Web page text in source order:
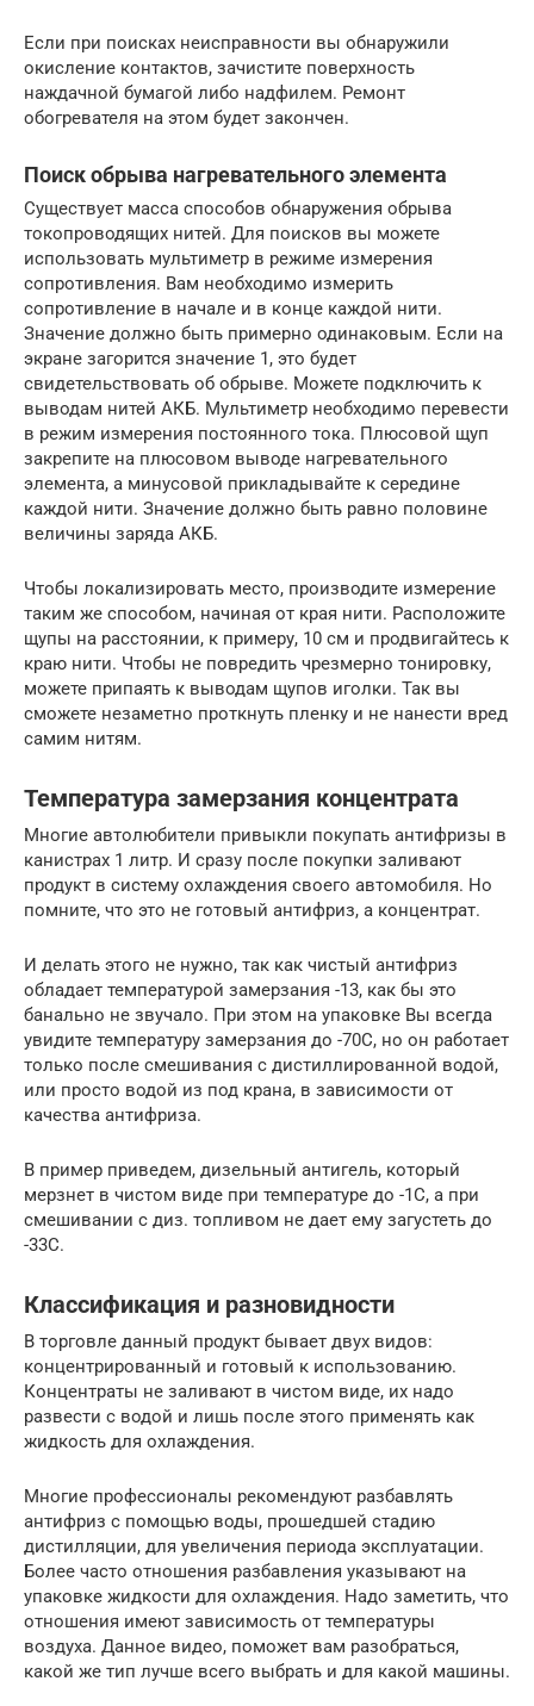
Если при поисках неисправности вы обнаружили
окисление контактов, зачистите поверхность
наждачной бумагой либо надфилем. Ремонт
обогревателя на этом будет закончен.
Поиск обрыва нагревательного элемента
Существует масса способов обнаружения обрыва
токопроводящих нитей. Для поисков вы можете
использовать мультиметр в режиме измерения
сопротивления. Вам необходимо измерить
сопротивление в начале и в конце каждой нити.
Значение должно быть примерно одинаковым. Если на
экране загорится значение 1, это будет
свидетельствовать об обрыве. Можете подключить к
выводам нитей АКБ. Мультиметр необходимо перевести
в режим измерения постоянного тока. Плюсовой щуп
закрепите на плюсовом выводе нагревательного
элемента, а минусовой прикладывайте к середине
каждой нити. Значение должно быть равно половине
величины заряда АКБ.
Чтобы локализировать место, производите измерение
таким же способом, начиная от края нити. Расположите
щупы на расстоянии, к примеру, 10 см и продвигайтесь к
краю нити. Чтобы не повредить чрезмерно тонировку,
можете припаять к выводам щупов иголки. Так вы
сможете незаметно проткнуть пленку и не нанести вред
самим нитям.
Температура замерзания концентрата
Многие автолюбители привыкли покупать антифризы в
канистрах 1 литр. И сразу после покупки заливают
продукт в систему охлаждения своего автомобиля. Но
помните, что это не готовый антифриз, а концентрат.
И делать этого не нужно, так как чистый антифриз
обладает температурой замерзания -13, как бы это
банально не звучало. При этом на упаковке Вы всегда
увидите температуру замерзания до -70С, но он работает
только после смешивания с дистиллированной водой,
или просто водой из под крана, в зависимости от
качества антифриза.
В пример приведем, дизельный антигель, который
мерзнет в чистом виде при температуре до -1С, а при
смешивании с диз. топливом не дает ему загустеть до
-33C.
Классификация и разновидности
В торговле данный продукт бывает двух видов:
концентрированный и готовый к использованию.
Концентраты не заливают в чистом виде, их надо
развести с водой и лишь после этого применять как
жидкость для охлаждения.
Многие профессионалы рекомендуют разбавлять
антифриз с помощью воды, прошедшей стадию
дистилляции, для увеличения периода эксплуатации.
Более часто отношения разбавления указывают на
упаковке жидкости для охлаждения. Надо заметить, что
отношения имеют зависимость от температуры
воздуха. Данное видео, поможет вам разобраться,
какой же тип лучше всего выбрать и для какой машины.